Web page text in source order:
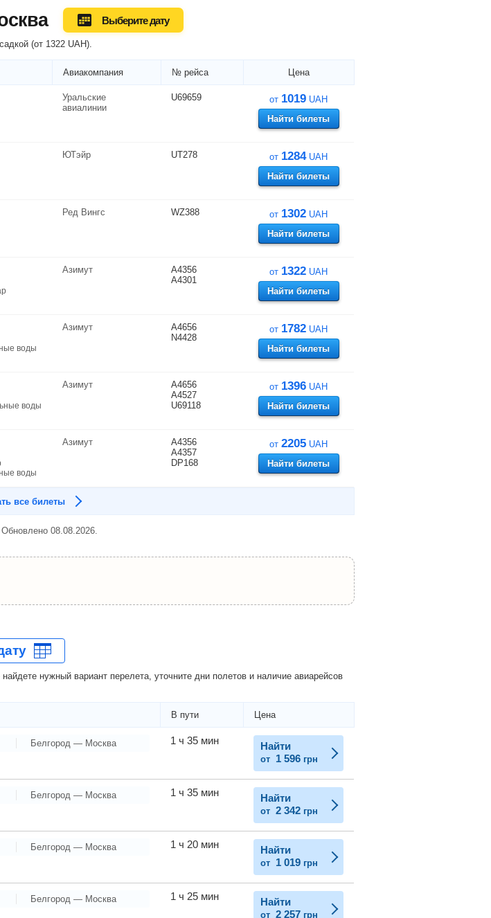
Выберите дату
(от 1322 UAH).
Авиакомпания № рейса Цена
Уральские
авиалинии
U69659 от 1019 UAH
Найти билеты
ЮТэйр UT278 от 1284 UAH
Найти билеты
Ред Вингс WZ388 от 1302 UAH
Найти билеты
Азимут
A4356
A4301
от 1322 UAH
Найти билеты
воды
Азимут
A4656
N4428
от 1782 UAH
Найти билеты
воды
Азимут
A4656
A4527
U69118
от 1396 UAH
Найти билеты
воды
Азимут
A4356
A4357
DP168
от 2205 UAH
Найти билеты
все билеты
08.08.2026.
нужный вариант перелета, уточните дни полетов и наличие авиарейсов
В пути Цена
Белгород — Москва 1 ч 35 мин Найти
от 1 596 грн
Белгород — Москва 1 ч 35 мин Найти
от 2 342 грн
Белгород — Москва 1 ч 20 мин Найти
от 1 019 грн
Белгород — Москва 1 ч 25 мин Найти
от 2 257 грн